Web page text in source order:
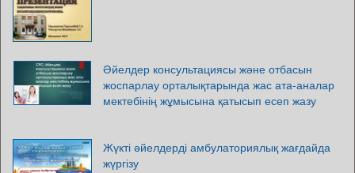
Әйелдер консультациясы және отбасын
жоспарлау орталықтарында жас ата-аналар
мектебінің жұмысына қатысып есеп жазу
Жүкті әйелдерді амбулаториялық жағдайда
жүргізу